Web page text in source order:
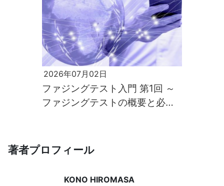
2026年07月02日
ファジングテスト入門 第1回 ～
ファジングテストの概要と必要
著者プロフィール
KONO HIROMASA